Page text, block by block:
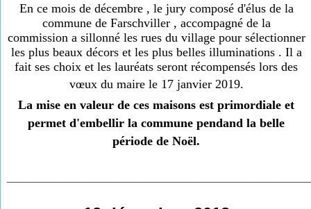
En ce mois de décembre , le jury composé d'élus de la
commune de Farschviller , accompagné de la
commission a sillonné les rues du village pour sélectionner
les plus beaux décors et les plus belles illuminations . Il a
fait ses choix et les lauréats seront récompensés lors des
vœux du maire le 17 janvier 2019.
La mise en valeur de ces maisons est primordiale et
permet d'embellir la commune pendand la belle
période de Noël.